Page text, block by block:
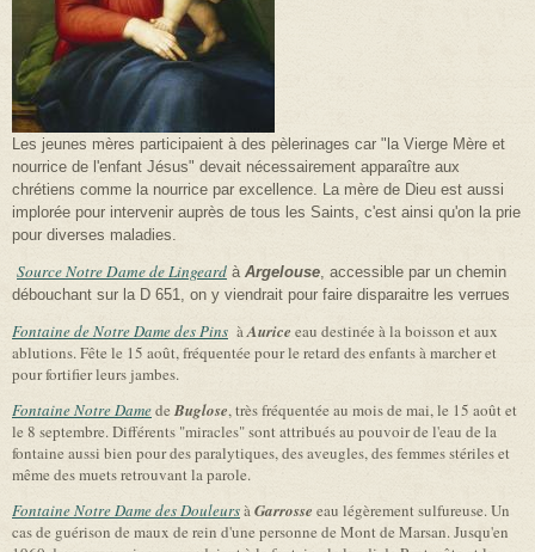
Les jeunes mères participaient à des pèlerinages car "la Vierge Mère et
nourrice de l'enfant Jésus" devait nécessairement apparaître aux
chrétiens comme la nourrice par excellence. La mère de Dieu est aussi
implorée pour intervenir auprès de tous les Saints, c'est ainsi qu'on la prie
pour diverses maladies.
Source Notre Dame de Lingeard à Argelouse, accessible par un chemin
débouchant sur la D 651, on y viendrait pour faire disparaitre les verrues
Fontaine de Notre Dame des Pins àAurice eau destinée à la boisson et aux
ablutions. Fête le 15 août, fréquentée pour le retard des enfants à marcher et
pour fortifier leurs jambes.
Fontaine Notre DamedeBuglose, très fréquentée au mois de mai, le 15 août et
le 8 septembre. Différents "miracles" sont attribués au pouvoir de l'eau de la
fontaine aussi bien pour des paralytiques, des aveugles, des femmes stériles et
même des muets retrouvant la parole.
Fontaine Notre Dame des DouleursàGarrosse eau légèrement sulfureuse. Un
cas de guérison de maux de rein d'une personne de Mont de Marsan. Jusqu'en